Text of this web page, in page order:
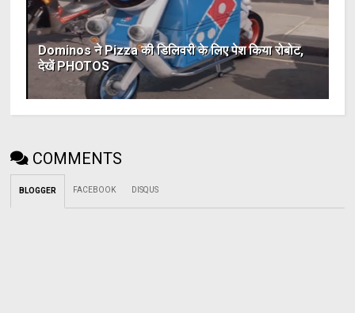
Dominos ने Pizza की डिलिवरी के लिए पेश किया रोबोट,
देखें PHOTOS
COMMENTS
BLOGGER FACEBOOK DISQUS